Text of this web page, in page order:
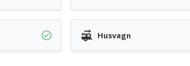
Husvagn